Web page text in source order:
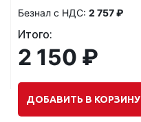
Безнал с НДС: 2 757 ₽
Итого:
2 150 ₽
ДОБАВИТЬ В КОРЗИНУ